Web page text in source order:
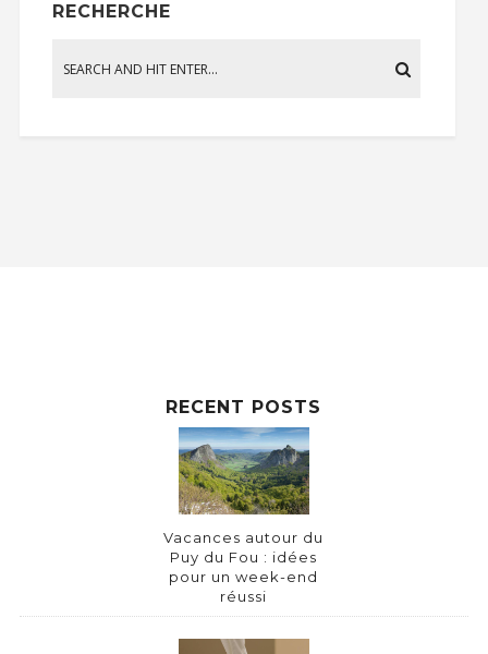
RECHERCHE
RECENT POSTS
Vacances autour du
Puy du Fou : idées
pour un week-end
réussi